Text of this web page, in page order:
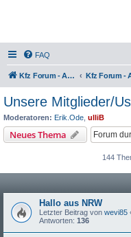
FAQ
Kfz Forum - Auto, Motorrad und LKW
Unsere Mitglieder/
Moderatoren: Erik.Ode ulliB
Neues Thema
144
Hallo aus NRW
Letzter Beitrag von wevi85
Antworten: 136